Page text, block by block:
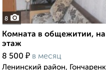
8
Комната в общежитии,
этаж
8 500 ₽ в месяц
Ленинский район,